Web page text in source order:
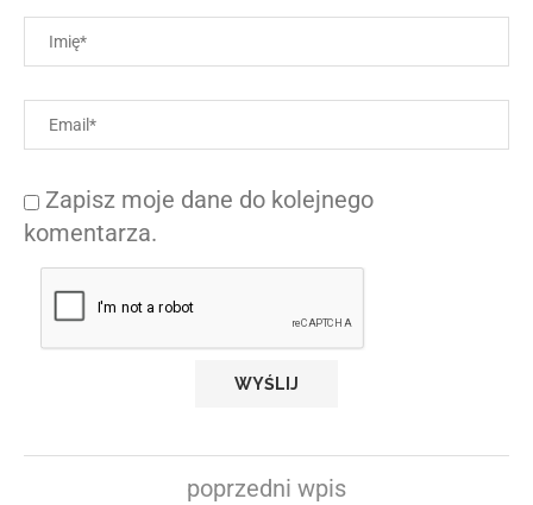
Zapisz moje dane do kolejnego
komentarza.
poprzedni wpis